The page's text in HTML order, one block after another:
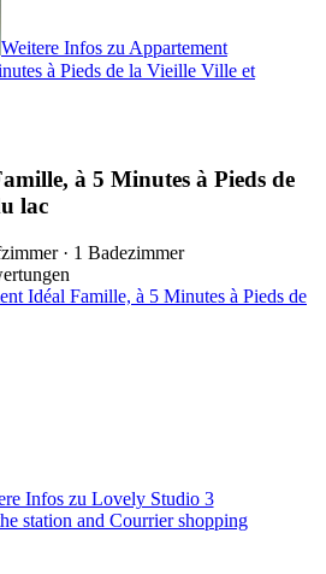
Weitere Infos zu Appartement
à Pieds de la Vieille Ville et
à 5 Minutes à Pieds de
lac
· 1 Badezimmer
Idéal Famille, à 5 Minutes à Pieds de
Infos zu Lovely Studio 3
station and Courrier shopping